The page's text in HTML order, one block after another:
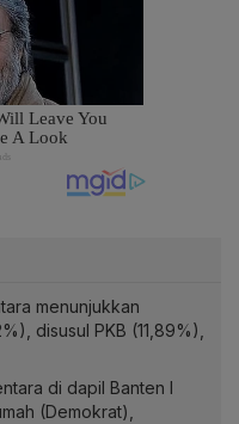
menunjukkan
disusul PKB (11,89%),
di dapil Banten I
(Demokrat),